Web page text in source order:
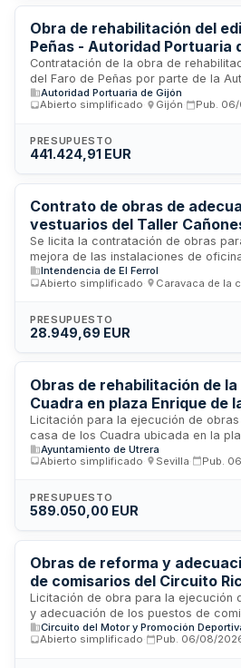
tareas que lo conforman.
Obra de rehabilitación del
Peñas - Autoridad Portuaria
Contratación de la obra de
del Faro de Peñas por parte de la
Gijón mediante procedimiento abierto
contrato tiene naturaleza privada
excluyéndose de la regulación
umbral cuantitativo establecido. La
órgano de contratación.
Autoridad Portuaria de Gijón
Abierto simplificado
Gijón Pub.
PRESUPUESTO
441.424,91 EUR
Contrato de obras de
vestuarios del Taller
Se licita la contratación de obras
mejora de las instalaciones de
Taller Cañones. El contrato se regirá
del Sector Público y normativa
plena capacidad de obrar y sin
con la Administración. La
prescripciones técnicas. El
especifica en el Anexo I, siendo
automáticamente las ofertas que lo
Intendencia de El Ferrol
Abierto simplificado
Caravaca de la
PRESUPUESTO
28.949,69 EUR
Obras de rehabilitación de
Cuadra en plaza Enrique de
Licitación para la ejecución de
casa de los Cuadra ubicada en la
número 8 de Utrera, Sevilla. El
y fase 1 parcial de las actuaciones
del Programa de Cooperación
Más Sevilla. Se regula el régimen de
medioambiental, así como
seguridad y plazos de ejecución.
Ayuntamiento de Utrera
Abierto simplificado
Sevilla Pub.
PRESUPUESTO
589.050,00 EUR
Obras de reforma y
de comisarios del Circuito
Licitación de obra para la ejecución
y adecuación de los puestos de
Circuito Ricardo Tormo. El contrato
elementos necesarios para la
Circuito del Motor y Promoción
Abierto simplificado
Pub. 06/08/